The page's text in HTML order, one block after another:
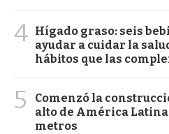
4 Hígado graso: seis
ayudar a cuidar la
hábitos que las
5
Comenzó la
alto de América
metros